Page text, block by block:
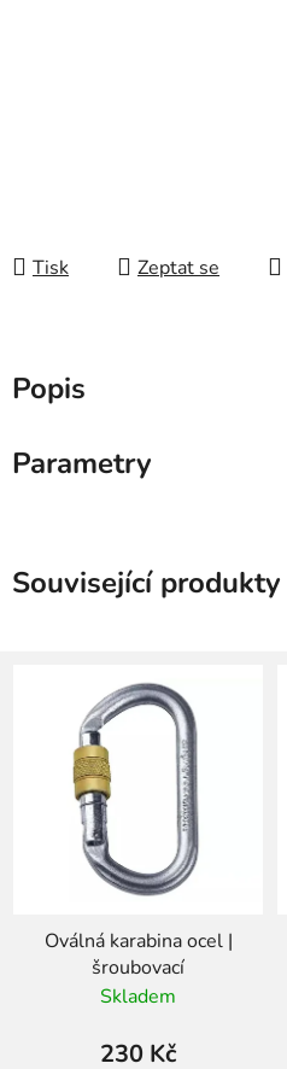
Tisk Zeptat se
Popis
Parametry
Související produkty
Oválná karabina ocel |
šroubovací
Skladem
230 Kč